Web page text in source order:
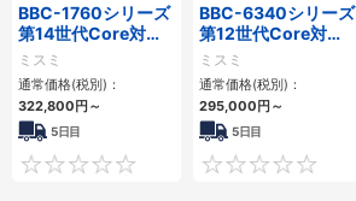
BBC-1760シリーズ
第14世代Core対応
小型フロアマウント
3PCIe
ミスミ
通常価格(税別)：
322,800円～
5日目
0
BBC-6340シリーズ
第12世代Core対応
小型フロアマウント
PC2PCI/2PCIe
ミスミ
通常価格(税別)：
295,000円～
5日目